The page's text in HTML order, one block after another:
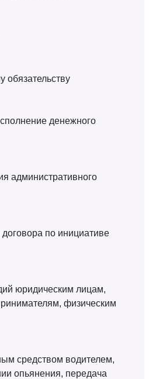
обязательству
денежного
административного
по инициативе
юридическим лицам,
физическим
средством водителем,
опьянения, передача